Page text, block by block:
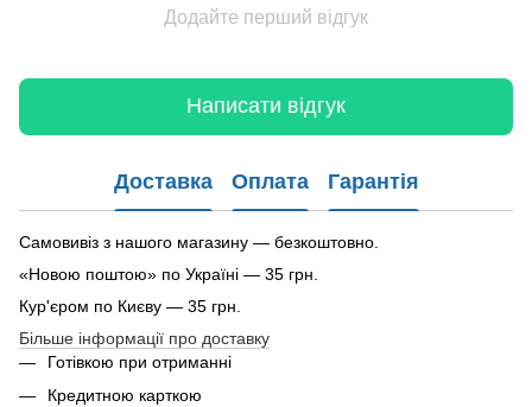
Додайте перший відгук
Написати відгук
Доставка Оплата Гарантія
Самовивіз з нашого магазину — безкоштовно.
«Новою поштою» по Україні — 35 грн.
Кур'єром по Києву — 35 грн.
Більше інформації про доставку
Готівкою при отриманні
Кредитною карткою